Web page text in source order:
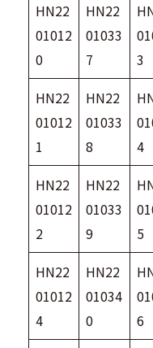
HN22
01012
0
HN22
01033
7
HN22
01012
1
HN22
01033
8
HN22
01012
2
HN22
01033
9
HN22
01012
4
HN22
01034
0